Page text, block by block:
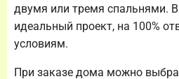
двумя или тремя спальнями.
идеальный проект, на 100%
условиям.
При заказе дома можно